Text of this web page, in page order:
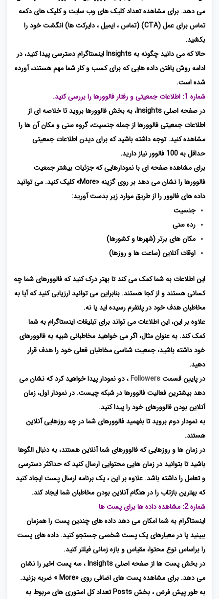
می دهد. برای مشاهده تعداد کلیک های وب سایت و کلیک های دکمه
تماس برای عمل (CTA) (تماس ، ایمیل ، دایرکت ها) انگشت خود را
بکشید.
حالا که می دانید چگونه به Insights اینستاگرام دسترسی پیدا کنید، در
ادامه روش یافتن داده هایی که برای کسب و کار شما مهم هستند، آورده
شده است.
شماره 1: اطلاعات جمعیتی و رفتار فالوورها را بررسی کنید.
در صفحه اصلی Insights، به بخش فالوورها بروید تا خلاصه ای از
اطلاعات جمعیتی فالوورها از جمله جنسیت، گروه سنی و مکان آن ها را
مشاهده کنید. توجه داشته باشید که برای دیدن اطلاعات جمعیتی
حداقل به 100 فالوور نیاز دارید.
برای مشاهده صفحه ای با نمودارهایی که جزئیات بیشتر جمعیت
فالوورها را نشان می دهد بر روی گزینه «More» کلیک کنید. می توانید
داده های فالوور را از طریق موارد زیر بدست آورید:
جنسیت
رده سنی
مکان های برتر (شهرها و کشورها)
اوقات آنلاین (ساعت ها و روزها)
این اطلاعات به شما کمک می کند تا بهتر درک کنید که فالوورهای شما چه
کسانی هستند و از کجا هستند. بنابراین می توانید ارزیابی کنید که آیا به
مخاطبان هدف خود در پلتفرم رسیده اید یا نه.
علاوه بر این، این اطلاعات می تواند برای تبلیغات اینستاگرام به شما
کمک کند. به عنوان مثال، اگر می خواهید مخاطبانی شبیه به فالوورهای
خود داشته باشید، جمعیت شناسی مخاطبان فعلی خود را هدف قرار
دهید.
در پایین قسمتFollowers، دو نمودار پیدا خواهید کرد که نشان می
دهد بیشترین فعالیت فالوورها در شبکه چیست. در نمودار اول، زمان
آنلاین بودن فالوورهای خود را پیدا کنید.
به نمودار دوم بروید تا بفهمید فالوورهای شما در چه روزهایی آنلاین
هستند.
در زمان ها و روزهایی که فالوورهای شما آنلاین هستند، به دنبال الگوها
باشید تا بتوانید در زمان هایی محتوایی ارسال کنید که حداکثر دسترسی
و تعامل را داشته باشد. علاوه بر این ، یک برنامه ارسال پست ایجاد کنید
که بهترین بازتاب را در هنگام آنلاین بودن مخاطبان شما ایجاد کند.
شماره 2: مشاهده داده ها برای پست ها
اینستاگرام به شما امکان می دهد داده های چندین پست را همزمان
ببینید یا در معیارهای یک پست شخصی جستجو کنید. داده های پست
را براساس نوع محتوا، مقیاس و بازه زمانی فیلتر کنید.
در بخش پست ها از صفحه اصلی Insights ، سه پست اخیر را نشان
می دهد. برای مشاهده پست های اضافی روی «More » ضربه بزنید.
به طور پیش فرض ، بخش Posts تعداد کل استوری های مربوط به